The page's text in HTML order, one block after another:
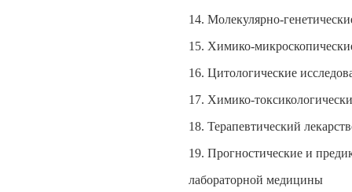
14. Молекулярно-
15. Химико-
16. Цитологические
17. Химико-
18. Терапевтический
19. Прогностические и
лабораторной медицины